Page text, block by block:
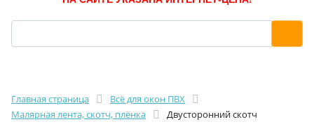
Главная страница
Всё для окон ПВХ
Малярная лента, скотч, плёнка
Двусторонний скотч